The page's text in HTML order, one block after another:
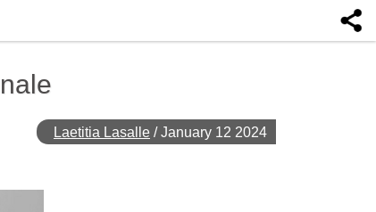
Laetitia Lasalle /January 12 2024